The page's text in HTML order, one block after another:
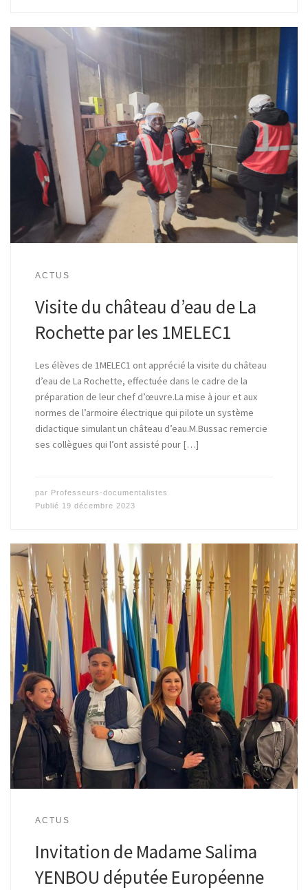
ACTUS
Visite du château d’eau de La
Rochette par les 1MELEC1
Les élèves de 1MELEC1 ont apprécié la visite du château
d’eau de La Rochette, effectuée dans le cadre de la
préparation de leur chef d’œuvre.La mise à jour et aux
normes de l’armoire électrique qui pilote un système
didactique simulant un château d’eau.M.Bussac remercie
ses collègues qui l’ont assisté pour […]
par Professeurs-documentalistes
Publié 19 décembre 2023
ACTUS
Invitation de Madame Salima
YENBOU députée Européenne